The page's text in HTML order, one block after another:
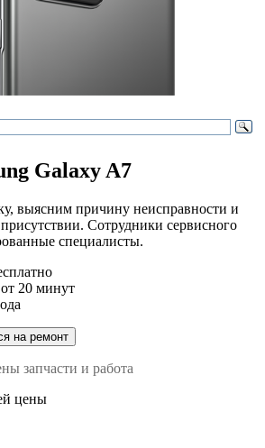
Galaxy A7
выясним причину неисправности и
Сотрудники сервисного
специалисты.
от 20 минут
на ремонт
запчасти и работа
цены